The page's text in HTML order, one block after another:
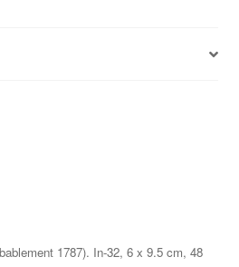
1787). In-32, 6 x 9.5 cm, 48